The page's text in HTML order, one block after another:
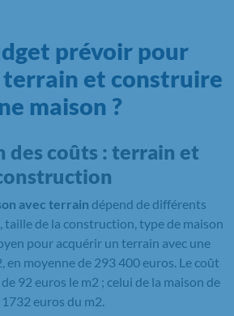
prévoir pour
et construire
maison ?
des coûts : terrain et
avec terrain dépend de différents
taille de la construction, type de maison
pour acquérir un terrain avec une
en moyenne de 293 400 euros. Le coût
92 euros le m2 ; celui de la maison de
1732 euros du m2.